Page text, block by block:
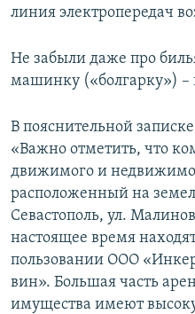
линия электропередач
Не забыли даже про
машинку («болгарку») –
В пояснительной
«Важно отметить, что
движимого и
расположенный на
Севастополь, ул.
настоящее время
пользовании ООО
вин». Большая часть
имущества имеют